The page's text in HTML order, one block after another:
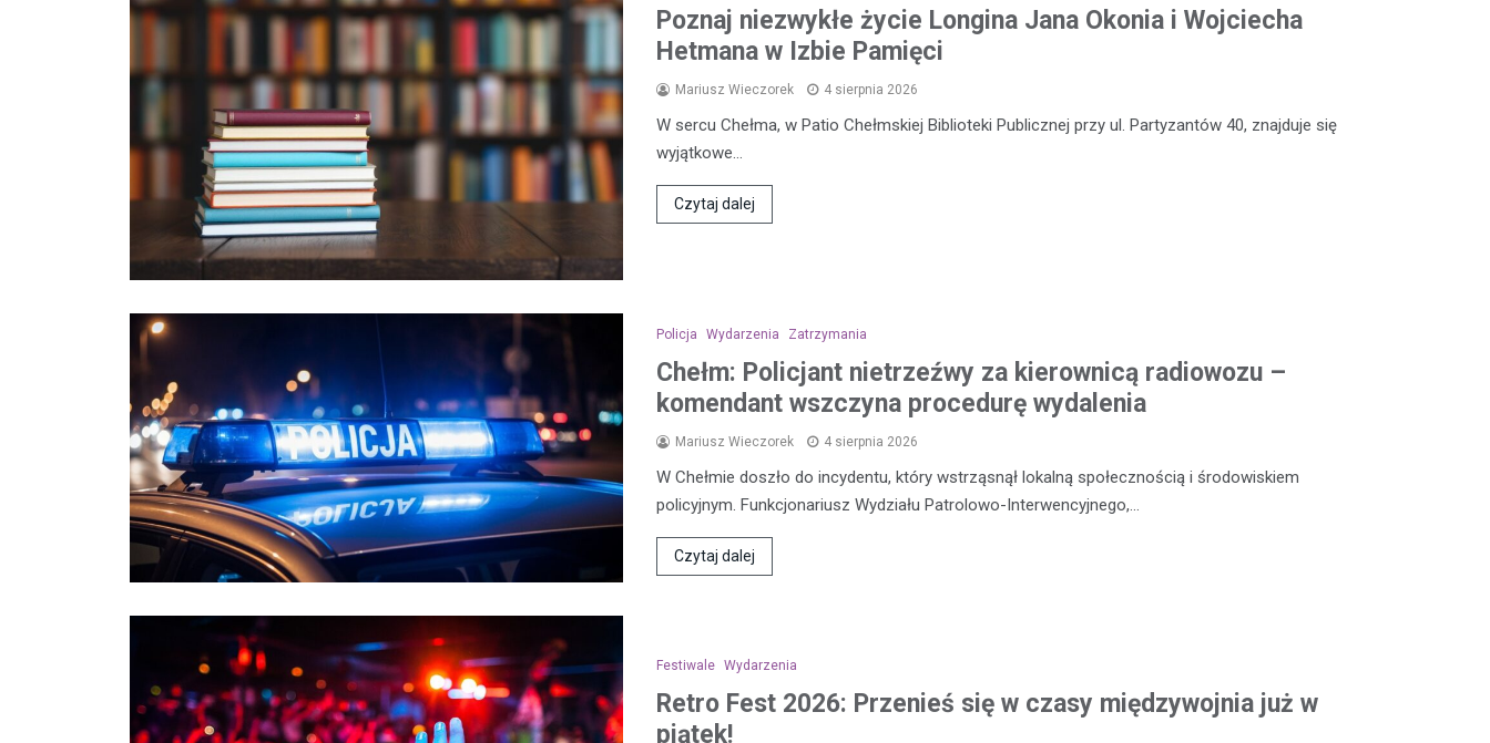
Poznaj niezwykłe życie Longina Jana Okonia i Wojciecha
Hetmana w Izbie Pamięci
Mariusz Wieczorek 4 sierpnia 2026
W sercu Chełma, w Patio Chełmskiej Biblioteki Publicznej przy ul. Partyzantów 40, znajduje się
wyjątkowe…
Czytaj dalej
Policja Wydarzenia Zatrzymania
Chełm: Policjant nietrzeźwy za kierownicą radiowozu –
komendant wszczyna procedurę wydalenia
Mariusz Wieczorek 4 sierpnia 2026
W Chełmie doszło do incydentu, który wstrząsnął lokalną społecznością i środowiskiem
policyjnym. Funkcjonariusz Wydziału Patrolowo-Interwencyjnego,…
Czytaj dalej
Festiwale Wydarzenia
Retro Fest 2026: Przenieś się w czasy międzywojnia już w
piątek!